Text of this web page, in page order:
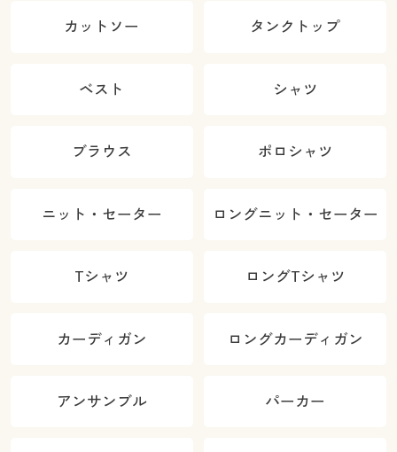
カットソー タンクトップ
ベスト シャツ
ブラウス ポロシャツ
ニット・セーター ロングニット・セーター
Tシャツ ロングTシャツ
カーディガン ロングカーディガン
アンサンブル パーカー